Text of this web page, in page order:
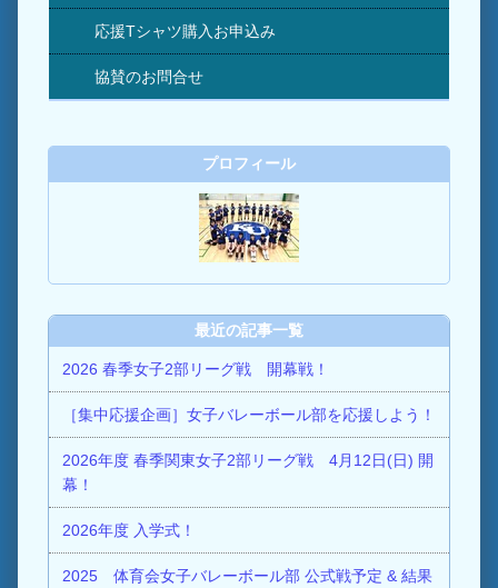
応援Tシャツ購入お申込み
協賛のお問合せ
プロフィール
最近の記事一覧
2026 春季女子2部リーグ戦 開幕戦！
［集中応援企画］女子バレーボール部を応援しよう！
2026年度 春季関東女子2部リーグ戦 4月12日(日) 開
幕！
2026年度 入学式！
2025 体育会女子バレーボール部 公式戦予定 & 結果